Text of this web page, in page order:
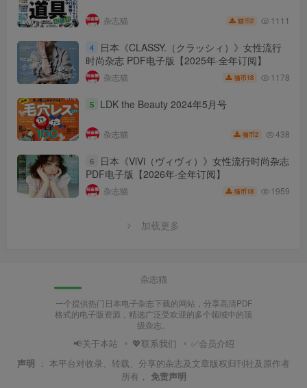
杂志猫 猫币2 1111
4
日本《CLASSY.（クラッシィ）》女性流行
时尚杂志 PDF电子版【2025年·全年订阅】
杂志猫 猫币18 1178
5 LDK the Beauty 2024年5月号
杂志猫 猫币2 438
6
日本《ViVi（ヴィヴィ）》女性流行时尚杂志
PDF电子版【2026年·全年订阅】
杂志猫 猫币18 1959
加载更多
杂志猫
一个提供热门日本电子杂志下载的网站，分享高清PDF
格式的电子版资源，精选广泛受欢迎的多个领域中的顶
级杂志。
📢关于本站 💖联系我们
✅会员介绍
声明 ： 本平台对收录、转载、分享的杂志及文章版权归刊社及原作者
所有， 免责声明